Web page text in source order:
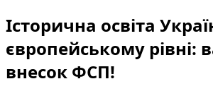
Історична освіта
європейському рівні:
внесок ФСП!